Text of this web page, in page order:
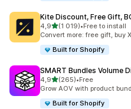
Kite Discount, Free Gift,
4,9z 5 hvězd
(1 019)
Celkový počet recenzí: 1019
•Free to install
Convert more: free gift, buy
Built for Shopify
SMART Bundles Volume
4,9z 5 hvězd
(265)
Celkový počet recenzí: 265
•Free
Grow AOV with product
Built for Shopify